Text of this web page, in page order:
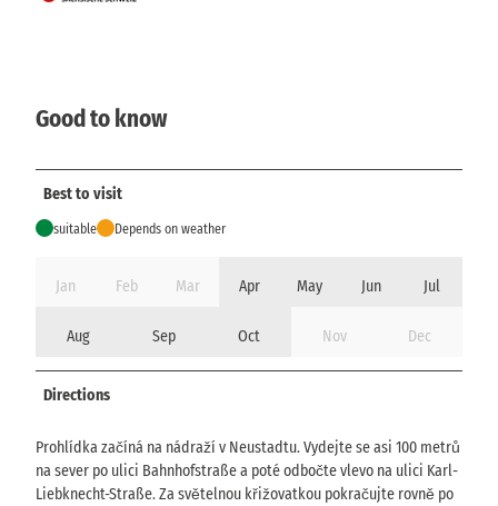
Good to know
Best to visit
suitable Depends on weather
Jan Feb Mar Apr May Jun Jul
Aug Sep Oct Nov Dec
Directions
Prohlídka začíná na nádraží v Neustadtu. Vydejte se asi 100 metrů
na sever po ulici Bahnhofstraße a poté odbočte vlevo na ulici Karl-
Liebknecht-Straße. Za světelnou křižovatkou pokračujte rovně po